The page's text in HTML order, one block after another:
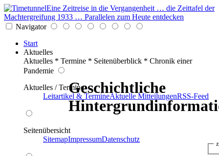
Eine Zeitreise in die Vergangenheit … die Zeittafel der
Machtergreifung 1933 … Parallelen zum Heute entdecken
Navigator
Start
Aktuelles
Aktuelles * Termine * Seitenüberblick * Chronik einer
Pandemie
Aktuelles / Termine
Leitartikel & TermineAktuelle MitteilungenRSS-Feed
Seitenübersicht
SitemapImpressumDatenschutz
Geschichtliche